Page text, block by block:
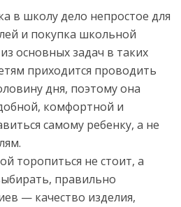
в школу дело непростое для
и покупка школьной
основных задач в таких
приходится проводить
дня, поэтому она
комфортной и
самому ребенку, а не
торопиться не стоит, а
правильно
— качество изделия,